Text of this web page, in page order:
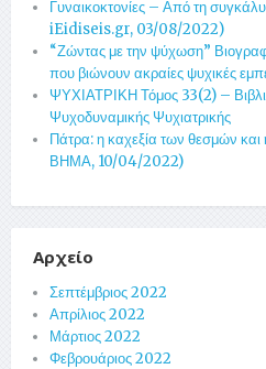
Γυναικοκτονίες – Από τη
iEidiseis.gr, 03/08/2022)
“Ζώντας με την ψύχωση”
που βιώνουν ακραίες ψυχικές
ΨΥΧΙΑΤΡΙΚΗ Τόμος 33(2) –
Ψυχοδυναμικής Ψυχιατρικής
Πάτρα: η καχεξία των θεσμών
ΒΗΜΑ, 10/04/2022)
Αρχείο
Σεπτέμβριος 2022
Απρίλιος 2022
Μάρτιος 2022
Φεβρουάριος 2022